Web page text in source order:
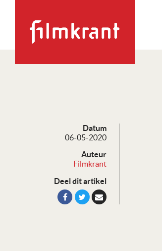
Datum
06-05-2020
Auteur
Filmkrant
Deel dit artikel